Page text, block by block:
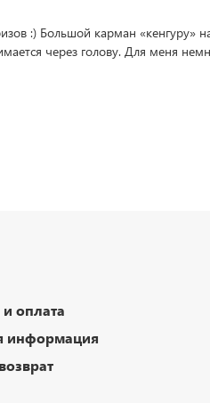
:) Большой карман
через голову. Для меня
оплата
информация